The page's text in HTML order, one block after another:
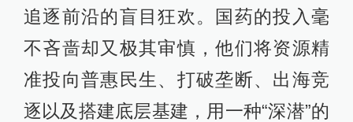
追逐前沿的盲目狂欢。国药的投入毫
不吝啬却又极其审慎，他们将资源精
准投向普惠民生、打破垄断、出海竞
逐以及搭建底层基建，用一种“深潜”的